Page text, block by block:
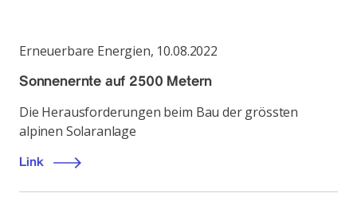
Erneuerbare Energien, 10.08.2022
Sonnenernte auf 2500 Metern
Die Herausforderungen beim Bau der grössten
alpinen Solaranlage
Link